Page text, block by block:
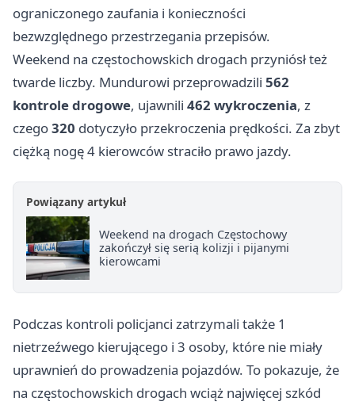
ograniczonego zaufania i konieczności
bezwzględnego przestrzegania przepisów.
Weekend na częstochowskich drogach przyniósł też
twarde liczby. Mundurowi przeprowadzili 562
kontrole drogowe, ujawnili 462 wykroczenia, z
czego320 dotyczyło przekroczenia prędkości. Za zbyt
ciężką nogę 4 kierowców straciło prawo jazdy.
Powiązany artykuł
Weekend na drogach Częstochowy
zakończył się serią kolizji i pijanymi
kierowcami
Podczas kontroli policjanci zatrzymali także 1
nietrzeźwego kierującego i 3 osoby, które nie miały
uprawnień do prowadzenia pojazdów. To pokazuje, że
na częstochowskich drogach wciąż najwięcej szkód